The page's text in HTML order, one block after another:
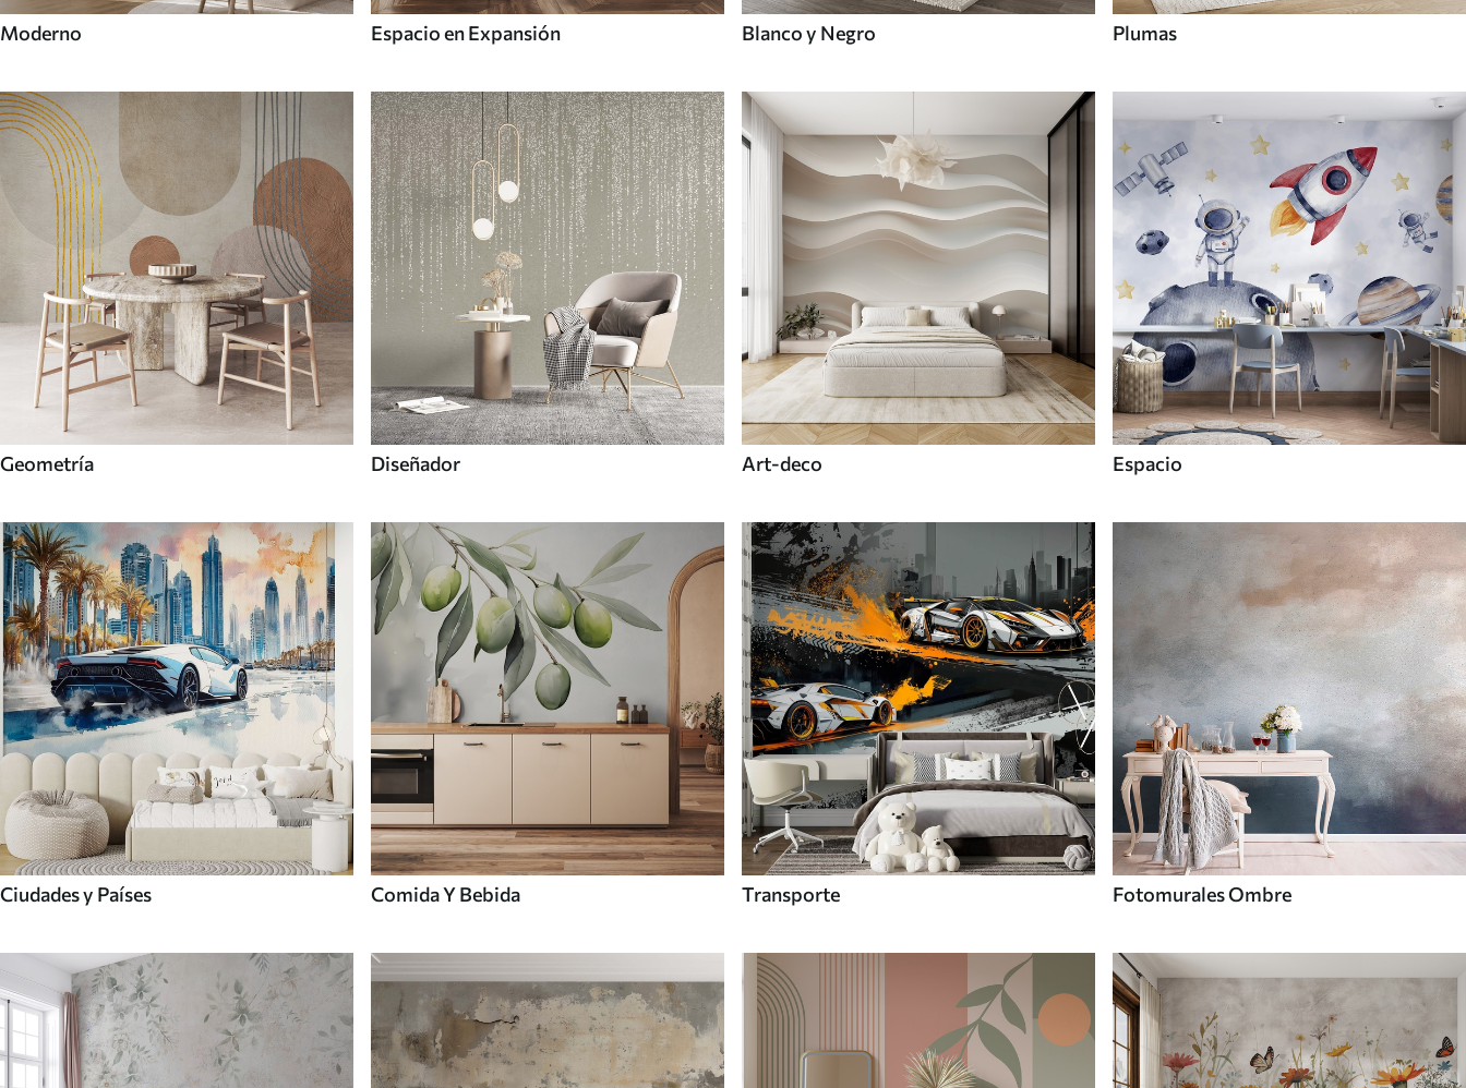
Moderno Espacio en Expansión Blanco y Negro Plumas
Geometría Diseñador Art-deco Espacio
Ciudades y Países Comida Y Bebida Transporte Fotomurales Ombre